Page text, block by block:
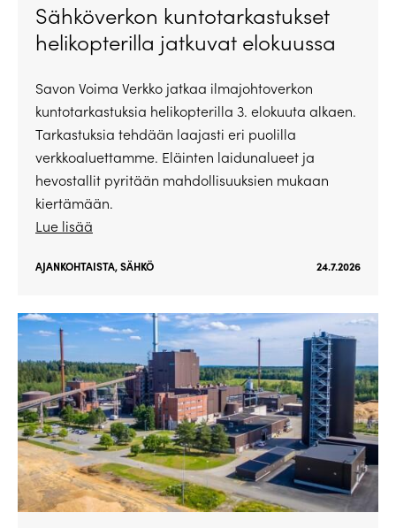
Sähköverkon kuntotarkastukset
helikopterilla jatkuvat elokuussa
Savon Voima Verkko jatkaa ilmajohtoverkon
kuntotarkastuksia helikopterilla 3. elokuuta alkaen.
Tarkastuksia tehdään laajasti eri puolilla
verkkoaluettamme. Eläinten laidunalueet ja
hevostallit pyritään mahdollisuuksien mukaan
kiertämään.
Lue lisää
AJANKOHTAISTA,SÄHKÖ 24.7.2026